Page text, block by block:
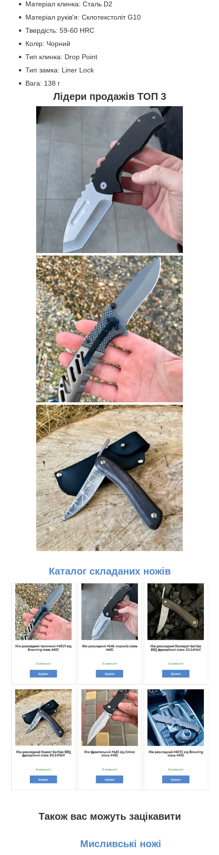
Матеріал клинка: Сталь D2
Матеріал руків'я: Склотекстоліт G10
Твердість: 59-60 HRC
Колір: Чорний
Тип клинка: Drop Point
Тип замка: Liner Lock
Вага: 138 г
Лідери продажів ТОП 3
Каталог складаних ножів
Також вас можуть зацікавити
Мисливські ножі